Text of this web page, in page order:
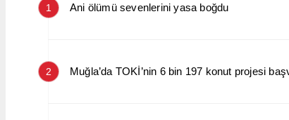
1 Ani ölümü sevenlerini yasa boğdu
2 Muğla’da TOKİ’nin 6 bin 197 konut projesi